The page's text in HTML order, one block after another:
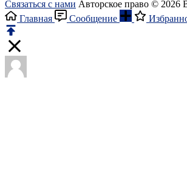
Связаться с нами Авторское право © 2026
Главная
Сообщение